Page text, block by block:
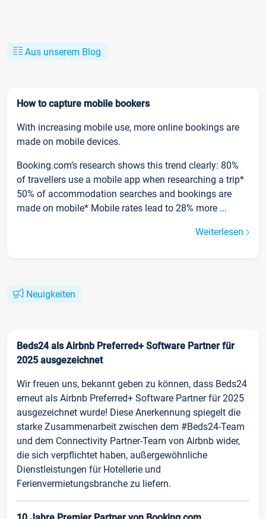
Aus unserem Blog
How to capture mobile bookers
With increasing mobile use, more online bookings are
made on mobile devices.
Booking.com’s research shows this trend clearly: 80%
of travellers use a mobile app when researching a trip*
50% of accommodation searches and bookings are
made on mobile* Mobile rates lead to 28% more ...
Weiterlesen
Neuigkeiten
Beds24 als Airbnb Preferred+ Software Partner für
2025 ausgezeichnet
Wir freuen uns, bekannt geben zu können, dass Beds24
erneut als Airbnb Preferred+ Software Partner für 2025
ausgezeichnet wurde! Diese Anerkennung spiegelt die
starke Zusammenarbeit zwischen dem #Beds24-Team
und dem Connectivity Partner-Team von Airbnb wider,
die sich verpflichtet haben, außergewöhnliche
Dienstleistungen für Hotellerie und
Ferienvermietungsbranche zu liefern.